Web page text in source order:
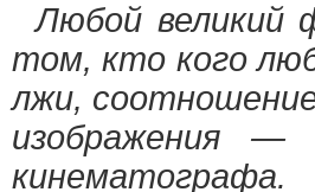
Любой великий
том, кто кого
лжи,
изображения —
кинематографа.